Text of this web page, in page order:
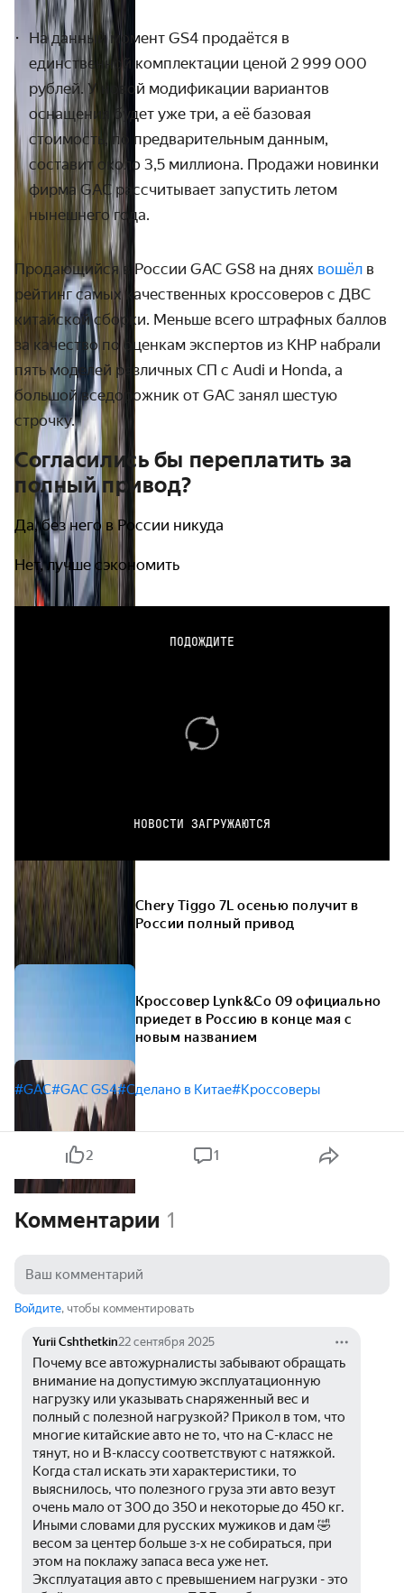
На данный момент GS4 продаётся в
единственной комплектации ценой 2 999 000
рублей. У новой модификации вариантов
оснащения будет уже три, а её базовая
стоимость, по предварительным данным,
составит около 3,5 миллиона. Продажи новинки
фирма GAC рассчитывает запустить летом
нынешнего года.
Продающийся в России GAC GS8 на днях вошёл в
рейтинг самых качественных кроссоверов с ДВС
китайской сборки. Меньше всего штрафных баллов
за качество по оценкам экспертов из КНР набрали
пять моделей различных СП с Audi и Honda, а
большой вседорожник от GAC занял шестую
строчку.
Согласились бы переплатить за
полный привод?
Да, без него в России никуда
Нет, лучше сэкономить
ПОДОЖДИТЕ
НОВОСТИ ЗАГРУЖАЮТСЯ
Chery Tiggo 7L осенью получит в
России полный привод
Кроссовер Lynk&Co 09 официально
приедет в Россию в конце мая с
новым названием
#GAC#GAC GS4#Сделано в Китае#Кроссоверы
2 1
Комментарии 1
Войдите, чтобы комментировать
Yurii Cshthetkin22 сентября 2025
Почему все автожурналисты забывают обращать
внимание на допустимую эксплуатационную
нагрузку или указывать снаряженный вес и
полный с полезной нагрузкой? Прикол в том, что
многие китайские авто не то, что на С-класс не
тянут, но и В-классу соответствуют с натяжкой.
Когда стал искать эти характеристики, то
выяснилось, что полезного груза эти авто везут
очень мало от 300 до 350 и некоторые до 450 кг.
Иными словами для русских мужиков и дам 🤣
весом за центер больше з-х не собираться, при
этом на поклажу запаса веса уже нет.
Эксплуатация авто с превышением нагрузки - это